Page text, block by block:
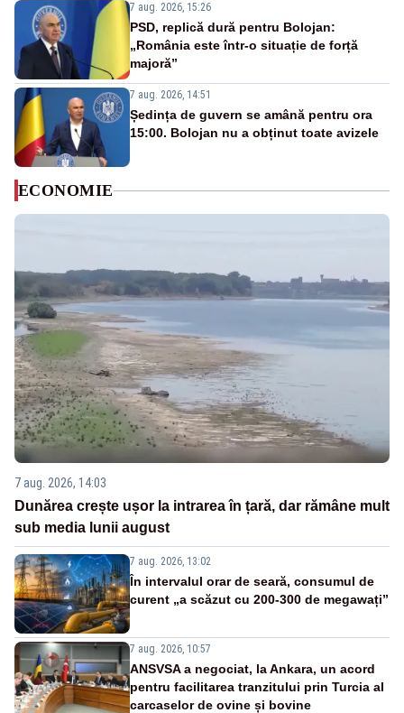
7 aug. 2026, 15:26
PSD, replică dură pentru Bolojan:
„România este într-o situație de forță
majoră”
7 aug. 2026, 14:51
Ședința de guvern se amână pentru ora
15:00. Bolojan nu a obținut toate avizele
ECONOMIE
7 aug. 2026, 14:03
Dunărea crește ușor la intrarea în țară, dar rămâne mult
sub media lunii august
7 aug. 2026, 13:02
În intervalul orar de seară, consumul de
curent „a scăzut cu 200-300 de megawați”
7 aug. 2026, 10:57
ANSVSA a negociat, la Ankara, un acord
pentru facilitarea tranzitului prin Turcia al
carcaselor de ovine și bovine